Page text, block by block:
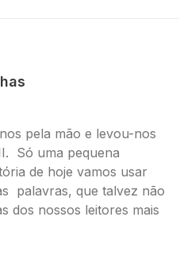
pela mão e levou-nos
Só uma pequena
de hoje vamos usar
palavras, que talvez não
dos nossos leitores mais